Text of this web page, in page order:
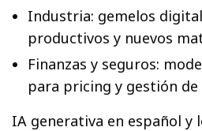
Industria: gemelos
productivos y nuevos
Finanzas y seguros:
para pricing y gestión
IA generativa en español y